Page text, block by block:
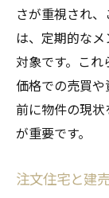
さが重視され
は、定期的な
対象です。こ
価格での売買
前に物件の現
が重要です。
注文住宅と建